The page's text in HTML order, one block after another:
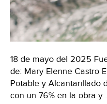
18 de mayo del 2025
de: Mary Elenne Castro
Potable y Alcantarillado
con un 76% en la obra y